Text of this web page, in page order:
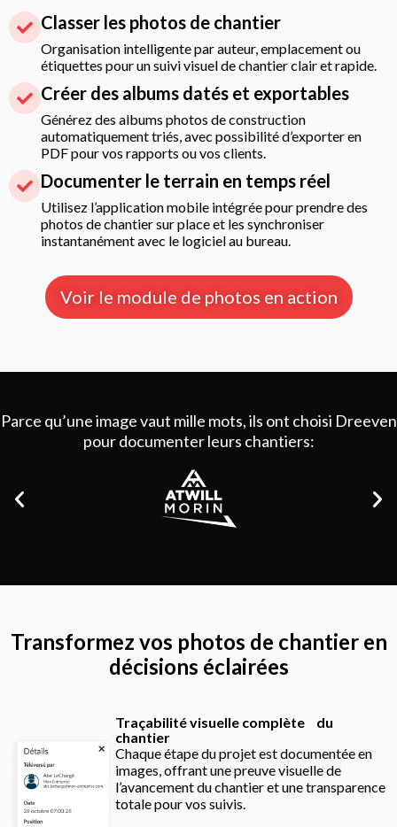
Classer les photos de chantier
Organisation intelligente par auteur, emplacement ou
étiquettes pour un suivi visuel de chantier clair et rapide.
Créer des albums datés et exportables
Générez des albums photos de construction
automatiquement triés, avec possibilité d’exporter en
PDF pour vos rapports ou vos clients.
Documenter le terrain en temps réel
Utilisez l’application mobile intégrée pour prendre des
photos de chantier sur place et les synchroniser
instantanément avec le logiciel au bureau.
Voir le module de photos en action
Parce qu’une image vaut mille mots, ils ont choisi Dreeven
pour documenter leurs chantiers:
Transformez vos photos de chantier en
décisions éclairées
Traçabilité visuelle complète du
chantier
Chaque étape du projet est documentée en
images, offrant une preuve visuelle de
l’avancement du chantier et une transparence
totale pour vos suivis.